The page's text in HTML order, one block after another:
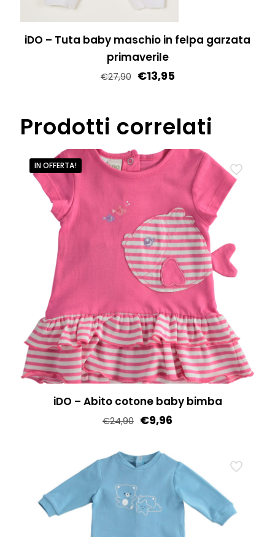
iDO – Tuta baby maschio in felpa garzata
primaverile
€27,90 €13,95
prodotto
ha
più
varianti.
possono
essere
scelte
nella
pagina
del
prodotto
Prodotti correlati
IN OFFERTA!
iDO – Abito cotone baby bimba
€24,90 €9,96
prodotto
più
varianti.